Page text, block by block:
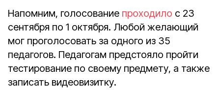
Напомним, голосование проходило с 23
сентября по 1 октября. Любой желающий
мог проголосовать за одного из 35
педагогов. Педагогам предстояло пройти
тестирование по своему предмету, а также
записать видеовизитку.